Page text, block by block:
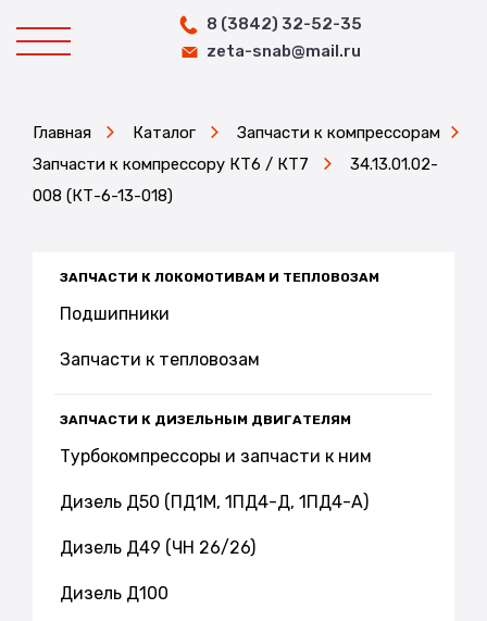
8 (3842) 32-52-35
zeta-snab@mail.ru
Главная Каталог
Запчасти к компрессорам
Запчасти к компрессору КТ6 / КТ7
34.13.01.02-
008 (КТ-6-13-018)
ЗАПЧАСТИ К ЛОКОМОТИВАМ И ТЕПЛОВОЗАМ
Подшипники
Запчасти к тепловозам
ЗАПЧАСТИ К ДИЗЕЛЬНЫМ ДВИГАТЕЛЯМ
Турбокомпрессоры и запчасти к ним
Дизель Д50 (ПД1М, 1ПД4-Д, 1ПД4-А)
Дизель Д49 (ЧН 26/26)
Дизель Д100